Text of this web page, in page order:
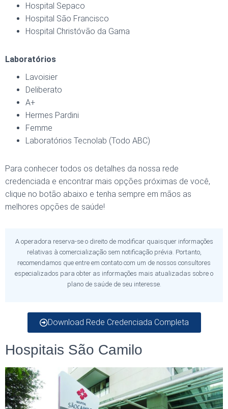
Hospital Sepaco
Hospital São Francisco
Hospital Christóvão da Gama
Laboratórios
Lavoisier
Deliberato
A+
Hermes Pardini
Femme
Laboratórios Tecnolab (Todo ABC)
Para conhecer todos os detalhes da nossa rede
credenciada e encontrar mais opções próximas de você,
clique no botão abaixo e tenha sempre em mãos as
melhores opções de saúde!
A operadora reserva-se o direito de modificar quaisquer informações
relativas à comercialização sem notificação prévia. Portanto,
recomendamos que entre em contato com um de nossos consultores
especializados para obter as informações mais atualizadas sobre o
plano de saúde de seu interesse.
Download Rede Credenciada Completa
Hospitais São Camilo